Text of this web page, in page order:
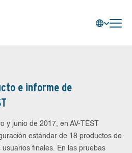
e informe de
y junio de 2017, en AV-TEST
estándar de 18 productos de
finales. En las pruebas